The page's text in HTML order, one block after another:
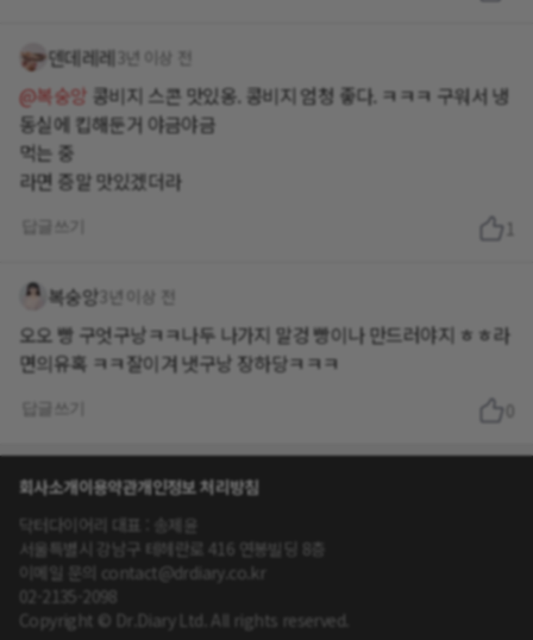
덴데레레 3년 이상 전
@복숭앙 콩비지 스콘 맛있옹. 콩비지 엄청 좋다. ㅋㅋㅋ 구워서 냉
동실에 킵해둔거 야금야금
먹는 중
라면 증말 맛있겠더라
1
복숭앙 3년 이상 전
오오 빵 구엇구낭ㅋㅋ나두 나가지 말겅 빵이나 만드러야지 ㅎㅎ라
면의유혹 ㅋㅋ잘이겨 냇구낭 장하당ㅋㅋㅋ
회사소개이용약관개인정보 처리방침
닥터다이어리 대표 : 송제윤
서울특별시 강남구 테헤란로 416 연봉빌딩 8층
이메일 문의 contact@drdiary.co.kr
02-2135-2098
Copyright © Dr.Diary Ltd. All rights reserved.